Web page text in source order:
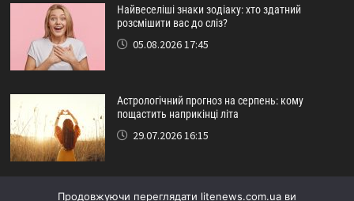
Найвеселіші знаки зодіаку: хто здатний
розсмішити вас до сліз?
05.08.2026 17:45
Астрологічний прогноз на серпень: кому
пощастить наприкінці літа
29.07.2026 16:15
Ідеальний друг за знаком зодіаку: хто ніколи не
Продовжуючи переглядати litenews.com.ua ви